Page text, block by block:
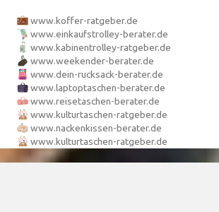
www.koffer-ratgeber.de
www.einkaufstrolley-berater.de
www.kabinentrolley-ratgeber.de
www.weekender-berater.de
www.dein-rucksack-berater.de
www.laptoptaschen-berater.de
www.reisetaschen-berater.de
www.kulturtaschen-ratgeber.de
www.nackenkissen-berater.de
www.kulturtaschen-ratgeber.de